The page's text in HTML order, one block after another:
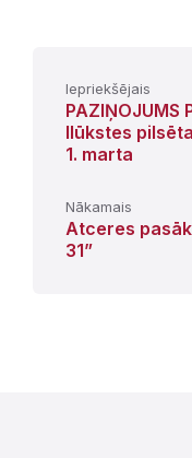
Iepriekšējais
Ilūkstes
1. marta
Nākamais
Atceres
31”